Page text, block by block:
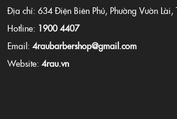
Địa chỉ: 634 Điện Biên Phủ, Phường Vườn Lài,
Hotline: 1900 4407
Email: 4raubarbershop@gmail.com
Website: 4rau.vn